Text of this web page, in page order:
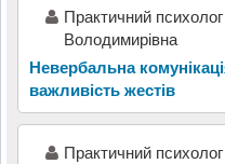
Практичний
Володимирівна
Невербальна
важливість жестів
Практичний